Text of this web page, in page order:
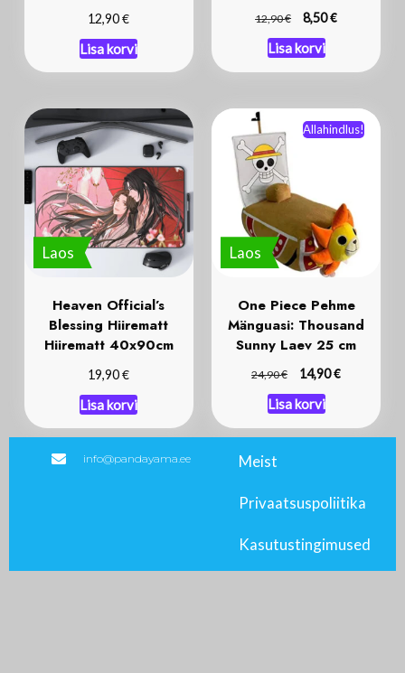
12,90€
Lisa korvi
12,90€ 8,50€
Lisa korvi
Laos
Heaven Official’s
Blessing Hiirematt
Hiirematt 40x90cm
19,90€
Lisa korvi
Laos
Allahindlus!
One Piece Pehme
Mänguasi: Thousand
Sunny Laev 25 cm
24,90€ 14,90€
Lisa korvi
info@pandayama.ee Meist
Privaatsuspoliitika
Kasutustingimused